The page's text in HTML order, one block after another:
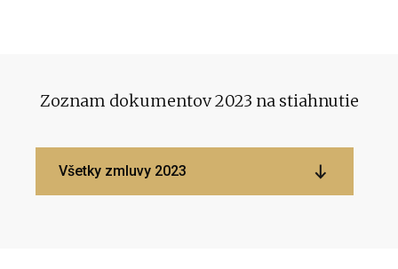
Zoznam dokumentov 2023 na stiahnutie
Všetky zmluvy 2023